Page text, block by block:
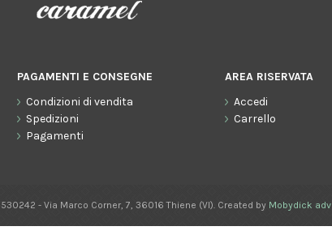
PAGAMENTI E CONSEGNE
Condizioni di vendita
Spedizioni
Pagamenti
AREA RISERVATA
Accedi
Carrello
- Via Marco Corner, 7, 36016 Thiene (VI). Created by Mobydick adv